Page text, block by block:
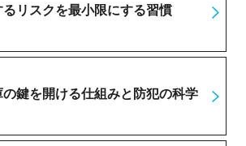
リスクを最小限にする習慣
鍵を開ける仕組みと防犯の科学